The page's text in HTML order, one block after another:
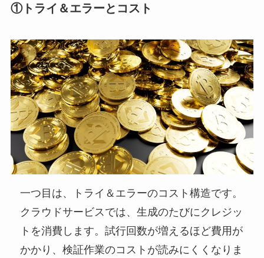
①トライ＆エラーとコスト
一つ目は、トライ＆エラーのコスト構造です。
クラウドサービスでは、生成のたびにクレジッ
トを消費します。試行回数が増えるほど費用が
かかり、検証作業のコストが読みにくくなりま